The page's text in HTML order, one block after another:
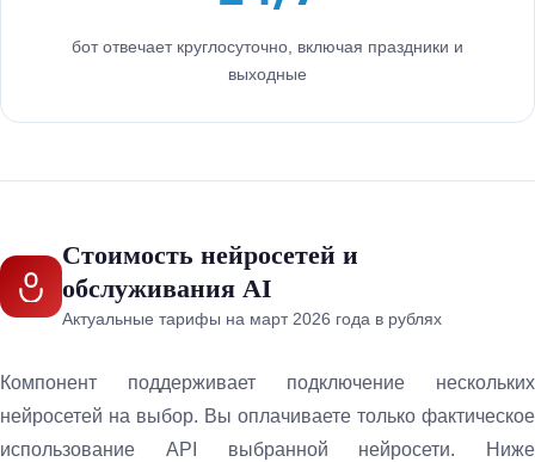
бот отвечает круглосуточно, включая праздники и
выходные
Стоимость нейросетей и
обслуживания AI
Актуальные тарифы на март 2026 года в рублях
Компонент поддерживает подключение нескольких
нейросетей на выбор. Вы оплачиваете только фактическое
использование API выбранной нейросети. Ниже